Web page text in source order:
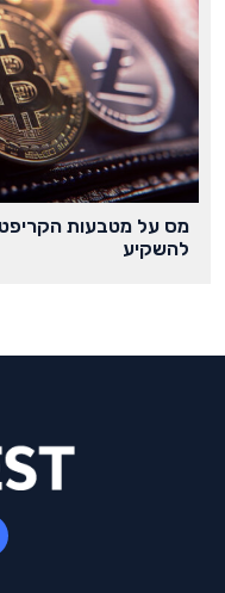
מס על מטבעות
להשקיע